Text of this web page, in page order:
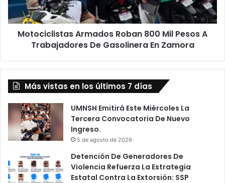
Trabajadores
De
Gasolinera
Motociclistas Armados Roban 800 Mil Pesos A
Trabajadores De Gasolinera En Zamora
Más vistas en los últimos 7 días
UMNSH Emitirá Este Miércoles La
Tercera Convocatoria De Nuevo
Ingreso.
5 de agosto de 2026
Detención De Generadores De
Violencia Refuerza La Estrategia
Estatal Contra La Extorsión: SSP